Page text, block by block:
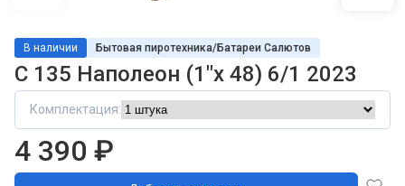
В наличии Бытовая пиротехника/Батареи Салютов
С 135 Наполеон (1"х 48) 6/1 2023
Комплектация:
4 390 ₽